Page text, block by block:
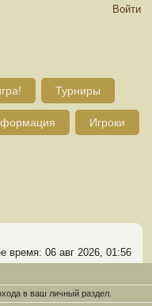
Войти
Турниры
Игроки
время: 06 авг 2026, 01:56
в ваш личный раздел.